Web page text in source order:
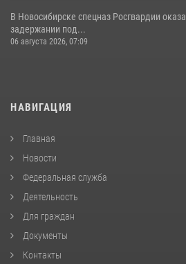
В Новосибирске спецназ Росгвардии
задержании под...
06 августа 2026, 07:09
НАВИГАЦИЯ
Главная
Новости
Федеральная служба
Деятельность
Для граждан
Документы
Контакты